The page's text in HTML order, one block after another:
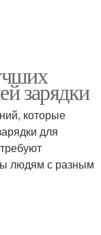
зарядки
которые
для
людям с разным